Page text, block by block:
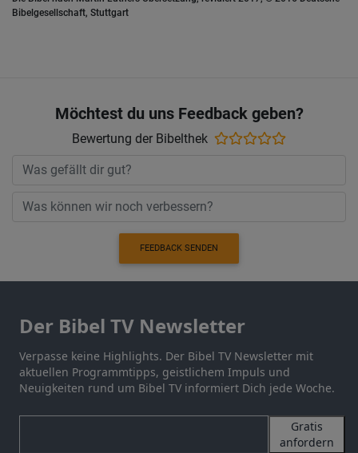
Bibelgesellschaft, Stuttgart
Möchtest du uns Feedback geben?
Bewertung der Bibelthek
FEEDBACK SENDEN
Der Bibel TV Newsletter
Verpasse keine Highlights. Der Bibel TV Newsletter mit
aktuellen Programmtipps, geistlichem Impuls und
Neuigkeiten rund um Bibel TV informiert Dich jede Woche.
Gratis
anfordern